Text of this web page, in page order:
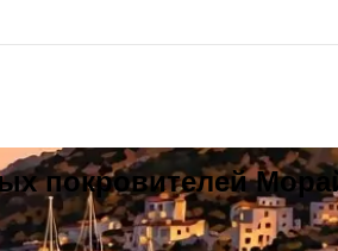
покровителей